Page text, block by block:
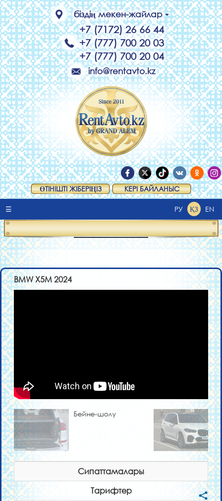
біздің мекен-жайлар
+7 (7172) 26 66 44
+7 (777) 700 20 03
+7 (777) 700 20 04
info@rentavto.kz
ӨТІНІШТІ ЖІБЕРІҢІЗ КЕРІ БАЙЛАНЫС
☰ РУ ҚЗ EN
BMW X5M 2024
Бейне-шолу
Сипаттамалары
Тарифтер